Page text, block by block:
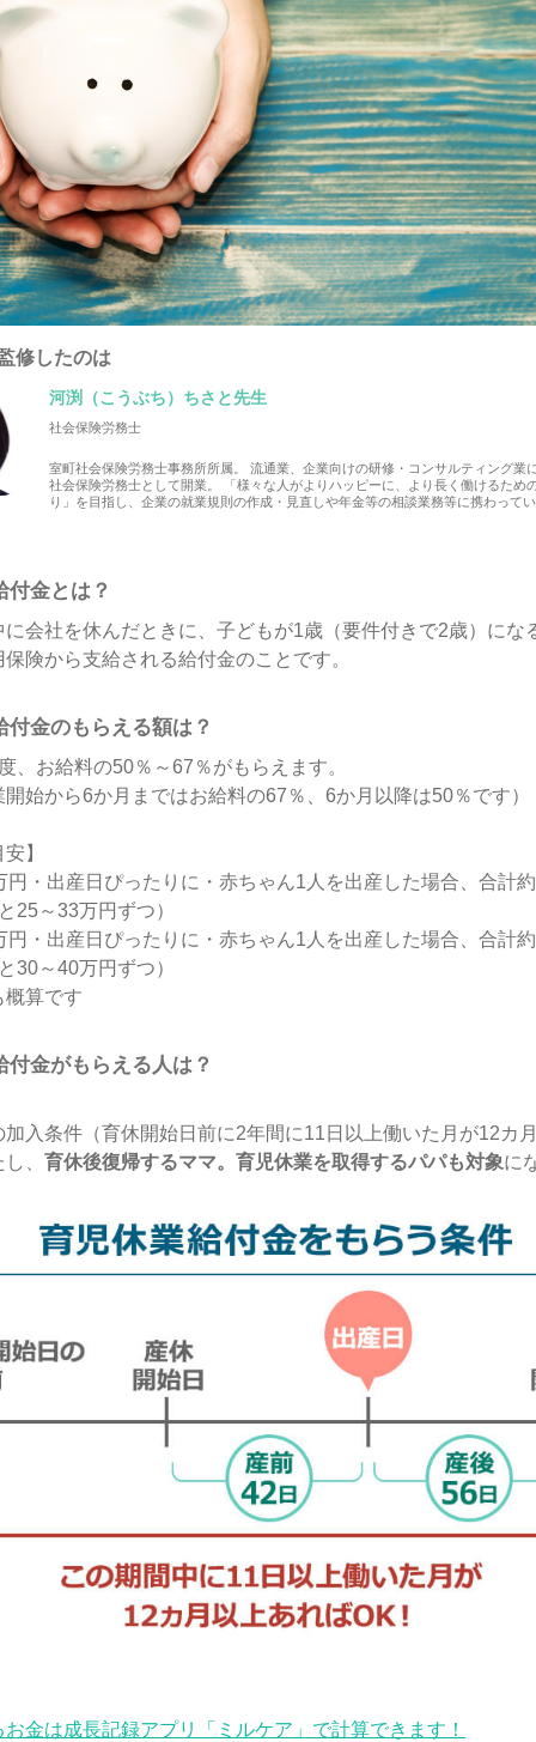
修したのは
河渕（こうぶち）ちさと先生
社会保険労務士
室町社会保険労務士事務所所属。 流通業、企業向けの研修・コンサルティング業
社会保険労務士として開業。 「様々な人がよりハッピーに、より長く働けるため
り」を目指し、企業の就業規則の作成・見直しや年金等の相談業務等に携わってい
付金とは？
に会社を休んだときに、子どもが1歳（要件付きで2歳）にな
険から支給される給付金のことです。
付金のもらえる額は？
、お給料の50％～67％がもらえます。
始から6か月まではお給料の67％、6か月以降は50％です）
】
円・出産日ぴったりに・赤ちゃん1人を出産した場合、合計
25～33万円ずつ）
円・出産日ぴったりに・赤ちゃん1人を出産した場合、合計
30～40万円ずつ）
算です
付金がもらえる人は？
加入条件（育休開始日前に2年間に11日以上働いた月が12カ
、 育休後復帰するママ。育児休業を取得するパパも対象に
金は成長記録アプリ「ミルケア」で計算できます！